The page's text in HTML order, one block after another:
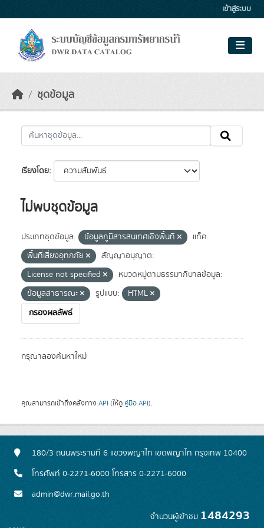
เข้าสู่ระบบ
ชุดข้อมูล
เรียงโดย
ไม่พบชุดข้อมูล
ประเภทชุดข้อมูล: ข้อมูลภูมิสารสนเทศเชิงพื้นที่
แท็ค:
พื้นที่เสี่ยงอุทกภัย
สัญญาอนุญาต:
License not specified
หมวดหมู่ตามธรรมาภิบาลข้อมูล:
ข้อมูลสาธารณะ
รูปแบบ:
HTML
กรองผลลัพธ์
กรุณาลองค้นหาใหม่
คุณสามารถเข้าถึงคลังทาง API (ให้ดู คู่มือ API).
180/3 ถนนพระรามที่ 6 แขวงพญาไท เขตพญาไท กรุงเทพ 10400
โทรศัพท์ 0-2271-6000 โทรสาร 0-2271-6000
admin@dwr.mail.go.th
จำนวนผู้เข้าชม 1484293